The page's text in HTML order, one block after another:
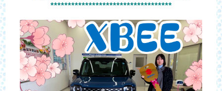
***********************************